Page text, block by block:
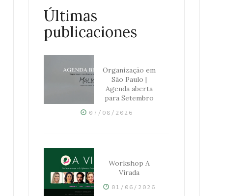
Últimas
publicaciones
Organização em
São Paulo |
Agenda aberta
para Setembro
07/08/2026
Workshop A
Virada
01/06/2026